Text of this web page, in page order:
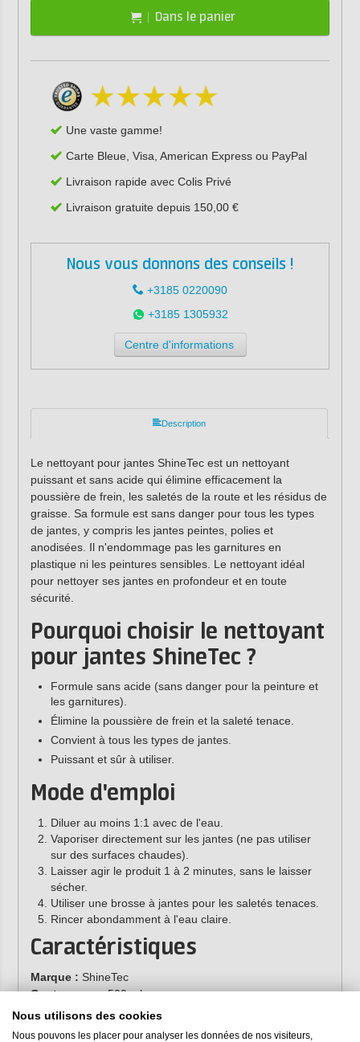
Dans le panier
Une vaste gamme!
Carte Bleue, Visa, American Express ou PayPal
Livraison rapide avec Colis Privé
Livraison gratuite depuis 150,00 €
Nous vous donnons des conseils !
+3185 0220090
+3185 1305932
Centre d'informations
Description
Le nettoyant pour jantes ShineTec est un nettoyant
puissant et sans acide qui élimine efficacement la
poussière de frein, les saletés de la route et les résidus de
graisse. Sa formule est sans danger pour tous les types
de jantes, y compris les jantes peintes, polies et
anodisées. Il n'endommage pas les garnitures en
plastique ni les peintures sensibles. Le nettoyant idéal
pour nettoyer ses jantes en profondeur et en toute
sécurité.
Pourquoi choisir le nettoyant
pour jantes ShineTec ?
Formule sans acide (sans danger pour la peinture et
les garnitures).
Élimine la poussière de frein et la saleté tenace.
Convient à tous les types de jantes.
Puissant et sûr à utiliser.
Mode d'emploi
Diluer au moins 1:1 avec de l'eau.
Vaporiser directement sur les jantes (ne pas utiliser
sur des surfaces chaudes).
Laisser agir le produit 1 à 2 minutes, sans le laisser
sécher.
Utiliser une brosse à jantes pour les saletés tenaces.
Rincer abondamment à l'eau claire.
Caractéristiques
Marque : ShineTec
Contenance :500 ml
Référence : ST-110
Nous utilisons des cookies
Nous pouvons les placer pour analyser les données de nos visiteurs,